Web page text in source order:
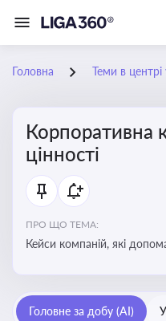
Головна Теми в центрі
Корпоративна
цінності
ПРО ЩО ТЕМА:
Кейси компаній, які
бізнес-середовища
Головне за добу (AI)